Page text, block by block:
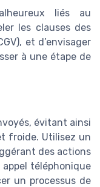
liés au
les clauses des
et d’envisager
à une étape de
évitant ainsi
froide. Utilisez un
des actions
téléphonique
un processus de